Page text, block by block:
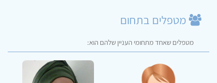
מטפלים בתחום
מטפלים שאחד מתחומי העניין שלהם הוא: